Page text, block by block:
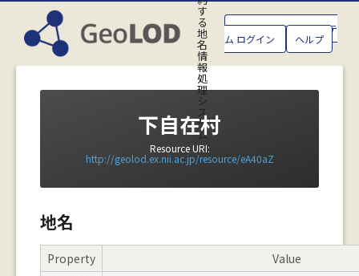
す
る
地
名
情
報
処
理
シ
ス
テ
ム
GeoLOD地名管理システ
ム ログイン ヘルプ
下自在村
Resource URI:
http://geolod.ex.nii.ac.jp/resource/eA40aZ
地名
Property
Value